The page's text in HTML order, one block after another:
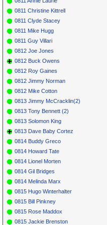
0811 Christine Kittrell
0811 Clyde Stacey
0811 Mike Hugg
0811 Guy Villari
0812 Joe Jones
0812 Buck Owens
0812 Roy Gaines
0812 Jimmy Norman
0812 Mike Cotton
0813 Jimmy McCracklin(2)
0813 Tony Bennett (2)
0813 Solomon King
0813 Dave Baby Cortez
0814 Buddy Greco
0814 Howard Tate
0814 Lionel Morten
0814 Gil Bridges
0814 Melinda Marx
0815 Hugo Winterhalter
0815 Bill Pinkney
0815 Rose Maddox
0815 Jackie Brenston